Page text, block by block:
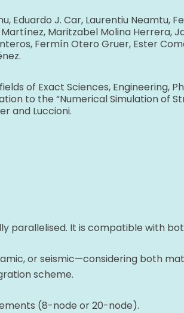
Eduardo J. Car, Laurentiu Neamtu,
Maritzabel Molina Herrera,
Fermín Otero Gruer, Ester
of Exact Sciences, Engineering,
to the “Numerical Simulation of
and Luccioni.
parallelised. It is compatible with
or seismic—considering both
scheme.
(8-node or 20-node).